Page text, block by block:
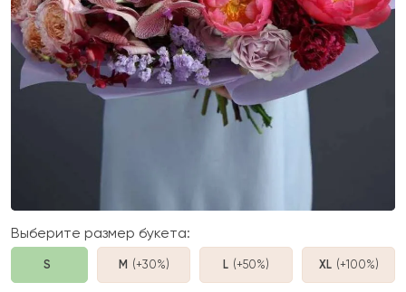
Выберите размер букета:
S M (+30%) L (+50%) XL (+100%)